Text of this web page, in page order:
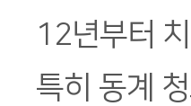
12년부터
특히 동계